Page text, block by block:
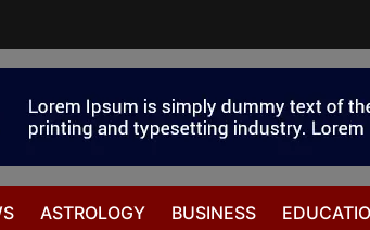
ASTROLOGY BUSINESS